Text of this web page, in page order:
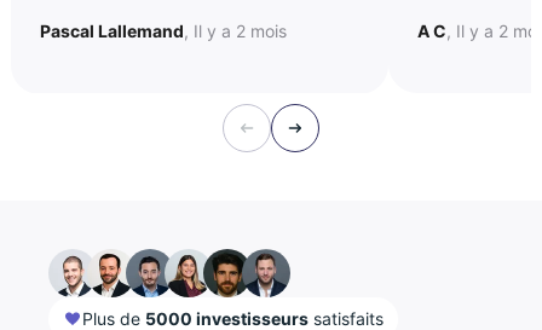
Pascal Lallemand, Il y a 2 mois A C, Il y a 2
Plus de 5000 investisseurs satisfaits